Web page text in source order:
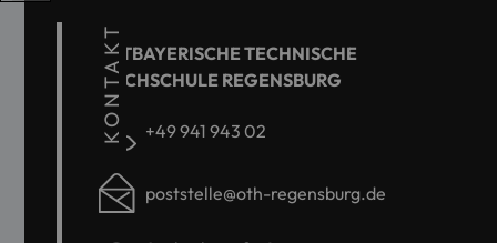
KONTAKT
OSTBAYERISCHE TECHNISCHE
HOCHSCHULE REGENSBURG
+49 941 943 02
poststelle@oth-regensburg.de